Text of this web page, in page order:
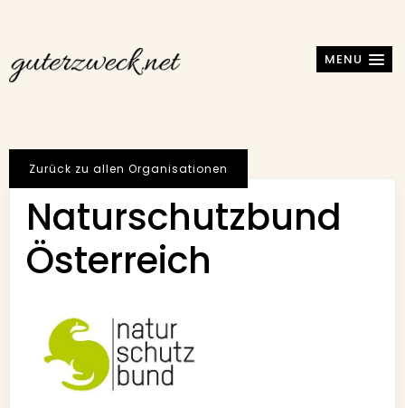
MENU
Zurück zu allen Organisationen
Naturschutzbund
Österreich